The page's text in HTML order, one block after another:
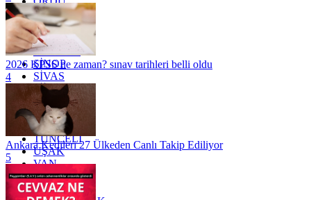
OSMANİYE
RİZE
SAKARYA
SAMSUN
SİNOP
SİVAS
SİİRT
TEKİRDAĞ
TOKAT
TRABZON
TUNCELİ
UŞAK
VAN
YALOVA
YOZGAT
2026 KPSS ne zaman? sınav tarihleri belli oldu
4
Ankara Kedileri 27 Ülkeden Canlı Takip Ediliyor
5